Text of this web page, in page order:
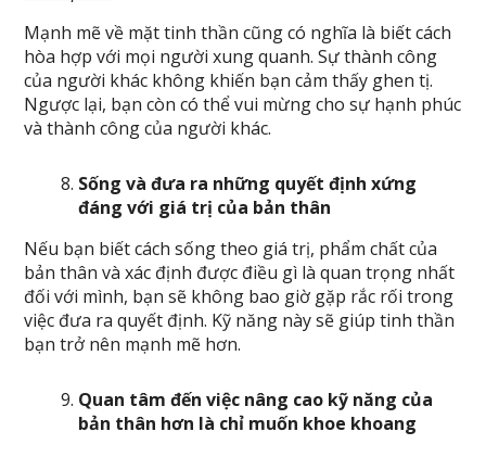
Mạnh mẽ về mặt tinh thần cũng có nghĩa là biết cách
hòa hợp với mọi người xung quanh. Sự thành công
của người khác không khiến bạn cảm thấy ghen tị.
Ngược lại, bạn còn có thể vui mừng cho sự hạnh phúc
và thành công của người khác.
Sống và đưa ra những quyết định xứng
đáng với giá trị của bản thân
Nếu bạn biết cách sống theo giá trị, phẩm chất của
bản thân và xác định được điều gì là quan trọng nhất
đối với mình, bạn sẽ không bao giờ gặp rắc rối trong
việc đưa ra quyết định. Kỹ năng này sẽ giúp tinh thần
bạn trở nên mạnh mẽ hơn.
Quan tâm đến việc nâng cao kỹ năng của
bản thân hơn là chỉ muốn khoe khoang